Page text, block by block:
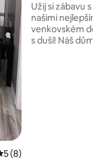
hodnocení 5 z
5 (8)
Užij si zábavu s celou
našimi nejlepšími
venkovském
s duší! Náš dům